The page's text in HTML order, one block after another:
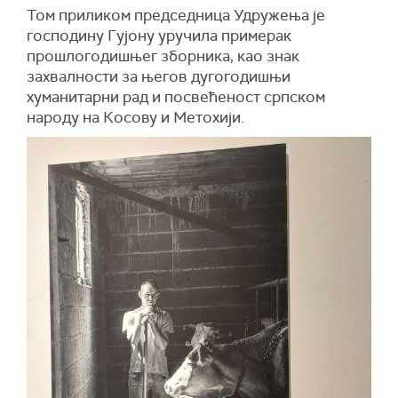
Том приликом председница Удружења је
господину Гујону уручила примерак
прошлогодишњег зборника, као знак
захвалности за његов дугогодишњи
хуманитарни рад и посвећеност српском
народу на Косову и Метохији.